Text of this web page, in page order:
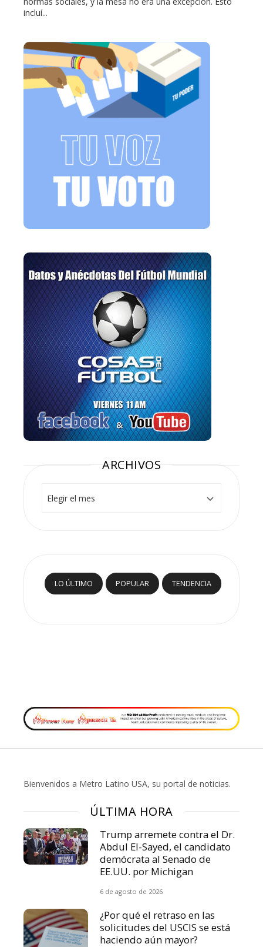
incluí...
ARCHIVOS
LO ÚLTIMO POPULAR TENDENCIA
Bienvenidos a Metro Latino USA, su portal de noticias.
ÚLTIMA HORA
Trump arremete contra el Dr.
Abdul El-Sayed, el candidato
demócrata al Senado de
EE.UU. por Michigan
6 de agosto de 2026
¿Por qué el retraso en las
solicitudes del USCIS se está
haciendo aún mayor?